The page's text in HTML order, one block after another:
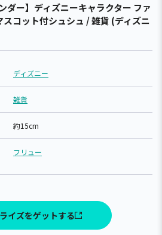
ダー】ディズニーキャラクター ファ
スコット付シュシュ / 雑貨 (ディズニ
ディズニー
雑貨
約15cm
フリュー
イズをゲットする